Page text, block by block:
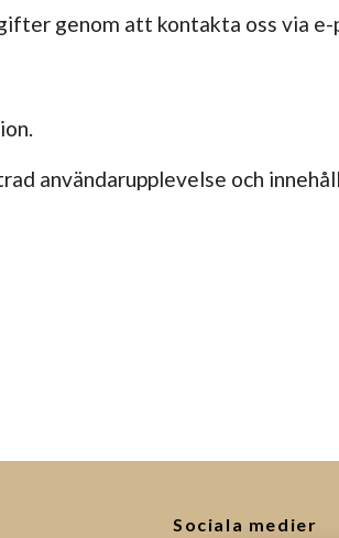
genom att kontakta oss via e-
användarupplevelse och
Sociala medier